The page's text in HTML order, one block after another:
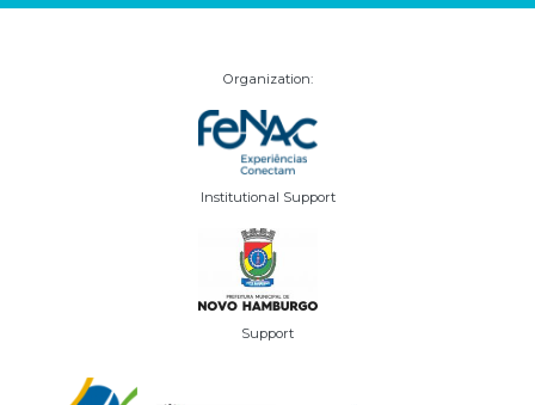
Organization:
Institutional Support
Support